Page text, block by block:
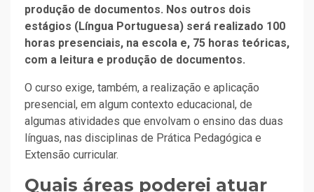
produção de documentos. Nos outros dois
estágios (Língua Portuguesa) será realizado 100
horas presenciais, na escola e, 75 horas teóricas,
com a leitura e produção de documentos.
O curso exige, também, a realização e aplicação
presencial, em algum contexto educacional, de
algumas atividades que envolvam o ensino das duas
línguas, nas disciplinas de Prática Pedagógica e
Extensão curricular.
Quais áreas poderei atuar